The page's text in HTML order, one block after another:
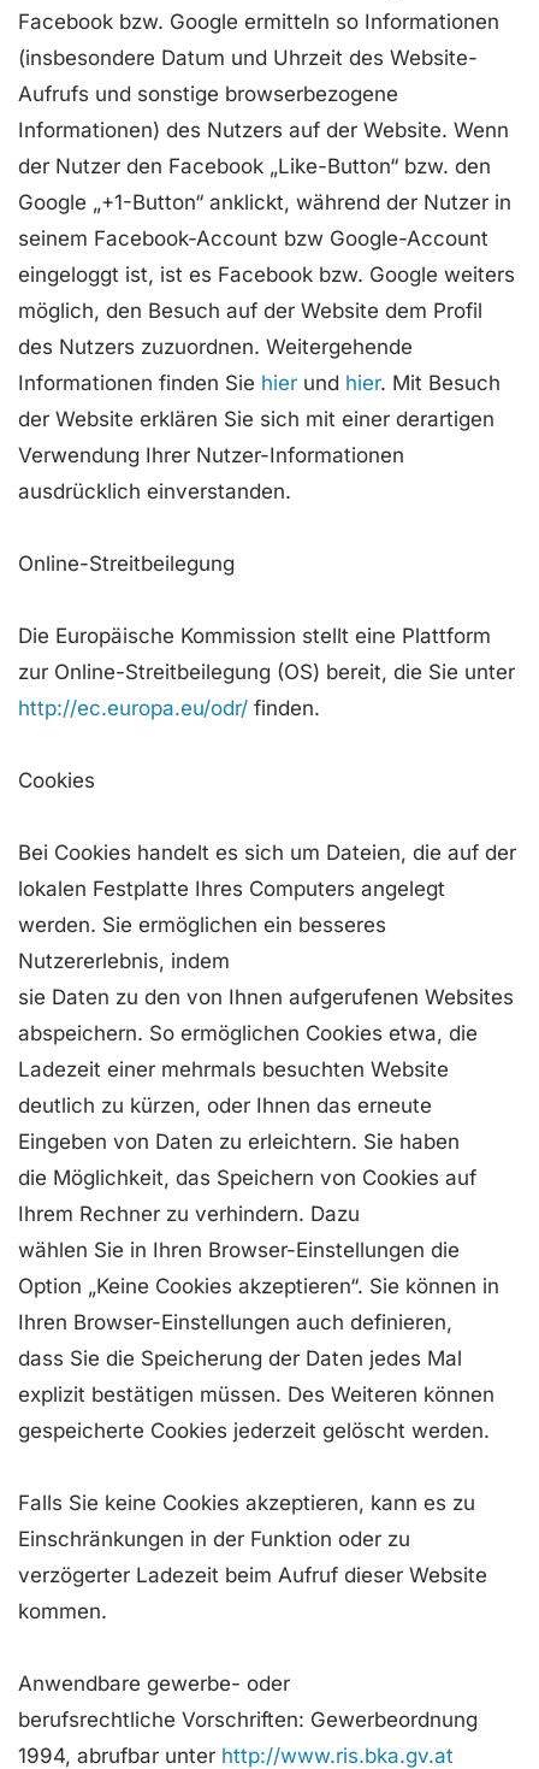
Facebook bzw. Google ermitteln so Informationen
(insbesondere Datum und Uhrzeit des Website-
Aufrufs und sonstige browserbezogene
Informationen) des Nutzers auf der Website. Wenn
der Nutzer den Facebook „Like-Button“ bzw. den
Google „+1-Button“ anklickt, während der Nutzer in
seinem Facebook-Account bzw Google-Account
eingeloggt ist, ist es Facebook bzw. Google weiters
möglich, den Besuch auf der Website dem Profil
des Nutzers zuzuordnen. Weitergehende
Informationen finden Sie hier und hier. Mit Besuch
der Website erklären Sie sich mit einer derartigen
Verwendung Ihrer Nutzer-Informationen
ausdrücklich einverstanden.
Online-Streitbeilegung
Die Europäische Kommission stellt eine Plattform
zur Online-Streitbeilegung (OS) bereit, die Sie unter
http://ec.europa.eu/odr/ finden.
Cookies
Bei Cookies handelt es sich um Dateien, die auf der
lokalen Festplatte Ihres Computers angelegt
werden. Sie ermöglichen ein besseres
Nutzererlebnis, indem
sie Daten zu den von Ihnen aufgerufenen Websites
abspeichern. So ermöglichen Cookies etwa, die
Ladezeit einer mehrmals besuchten Website
deutlich zu kürzen, oder Ihnen das erneute
Eingeben von Daten zu erleichtern. Sie haben
die Möglichkeit, das Speichern von Cookies auf
Ihrem Rechner zu verhindern. Dazu
wählen Sie in Ihren Browser-Einstellungen die
Option „Keine Cookies akzeptieren“. Sie können in
Ihren Browser-Einstellungen auch definieren,
dass Sie die Speicherung der Daten jedes Mal
explizit bestätigen müssen. Des Weiteren können
gespeicherte Cookies jederzeit gelöscht werden.
Falls Sie keine Cookies akzeptieren, kann es zu
Einschränkungen in der Funktion oder zu
verzögerter Ladezeit beim Aufruf dieser Website
kommen.
Anwendbare gewerbe- oder
berufsrechtliche Vorschriften: Gewerbeordnung
1994, abrufbar unter http://www.ris.bka.gv.at